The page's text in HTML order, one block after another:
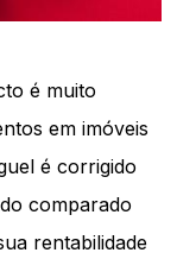
é muito
em imóveis
é corrigido
comparado
rentabilidade